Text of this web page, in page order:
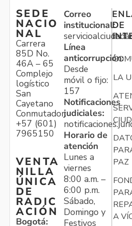
SEDE
NACIO
NAL
Carrera
85D No.
46A – 65
Complejo
logístico
San
Cayetano
Conmutador:
+57 (601)
7965150
VENTA
NILLA
ÚNICA
DE
RADIC
ACIÓN
Bogotá:
Correo
institucional:
Línea
anticorrupción:
Desde
móvil o fijo:
157
Notificaciones
judiciales:
Horario de
atención
Lunes a
viernes
8:00 a.m. –
6:00 p.m.
Sábado,
Domingo y
Festivos
DE
LA
PAZ
A